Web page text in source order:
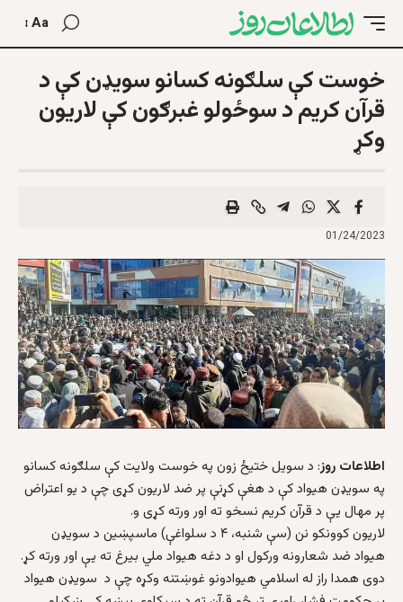
Aa
خوست کې سلګونه کسانو سویډن کې د
قرآن کريم د سوځولو غبرګون کې لاريون
وکړ
01/24/2023
اطلاعات روز: د سويل ختيځ زون په خوست ولايت کې سلګونه کسانو
په سويډن هيواد کې د هغې کړنې پر ضد لاريون کړی چې د يو اعتراض
پر مهال يې د قرآن کريم نسخو ته اور ورته کړی و.
لاريون کوونکو نن (سې شنبه، ۴ د سلواغې) ماسپښین د سويډن
هيواد ضد شعارونه ورکول او د دغه هيواد ملي بيرغ ته يې اور ورته کړ.
دوی همدا راز له اسلامي هيوادونو غوښتنه وکړه چې د سويډن هيواد